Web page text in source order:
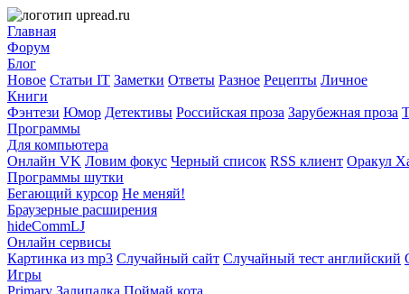
Главная
Форум
Блог
Новое Статьи IT Заметки Ответы Разное Рецепты Личное
Книги
Фэнтези Юмор Детективы Российская проза Зарубежная проза
Программы
Для компьютера
Онлайн VK Ловим фокус Черный список RSS клиент Оракул
Программы шутки
Бегающий курсор Не меняй!
Браузерные расширения
hideCommLJ
Онлайн сервисы
Картинка из mp3 Случайный сайт Случайный тест английский
Игры
Primary Залипалка Поймай кота